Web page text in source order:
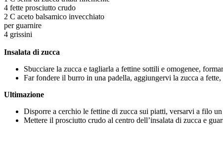
4 fette prosciutto crudo
2 C aceto balsamico invecchiato
per guarnire
4 grissini
Insalata di zucca
Sbucciare la zucca e tagliarla a fettine sottili e omogenee,
Far fondere il burro in una padella, aggiungervi la zucca a
Ultimazione
Disporre a cerchio le fettine di zucca sui piatti, versarvi a filo
Mettere il prosciutto crudo al centro dell’insalata di zucca e